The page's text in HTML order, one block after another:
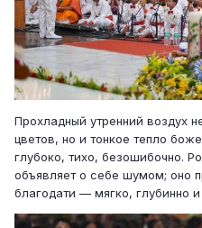
Прохладный утренний воздух
цветов, но и тонкое тепло
глубоко, тихо, безошибочно.
объявляет о себе шумом; оно
благодати — мягко, глубинно